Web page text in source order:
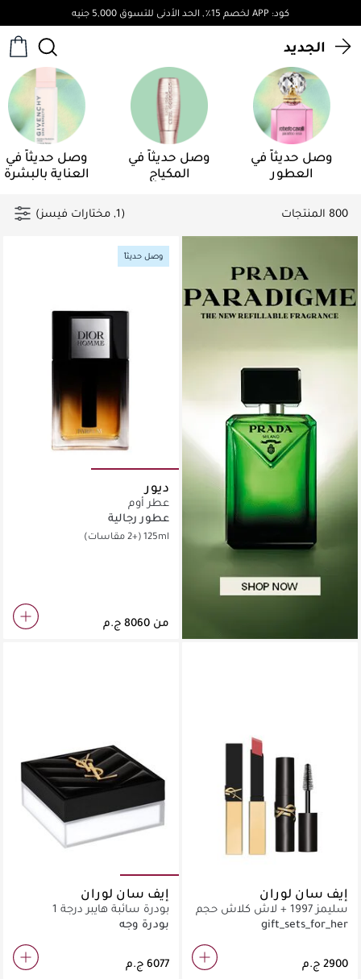
توصيل مجاني لجميع الطلبات فوق 4,000ج.م
الجديد
وصل حديثاً في
العطور
وصل حديثاً في
المكياج
وصل حديثاً في
العناية بالبشرة
800 المنتجات (1, مختارات فيسز)
وصل حديثاً
ديور
عطر أوم
عطور رجالية
125ml(+2 مقاسات)
من
إيف سان لوران
سليمز 1997 + لاش كلاش حجم
سفر
gift_sets_for_her
إيف سان لوران
بودرة سائبة هايبر درجة 1
بودرة وجه